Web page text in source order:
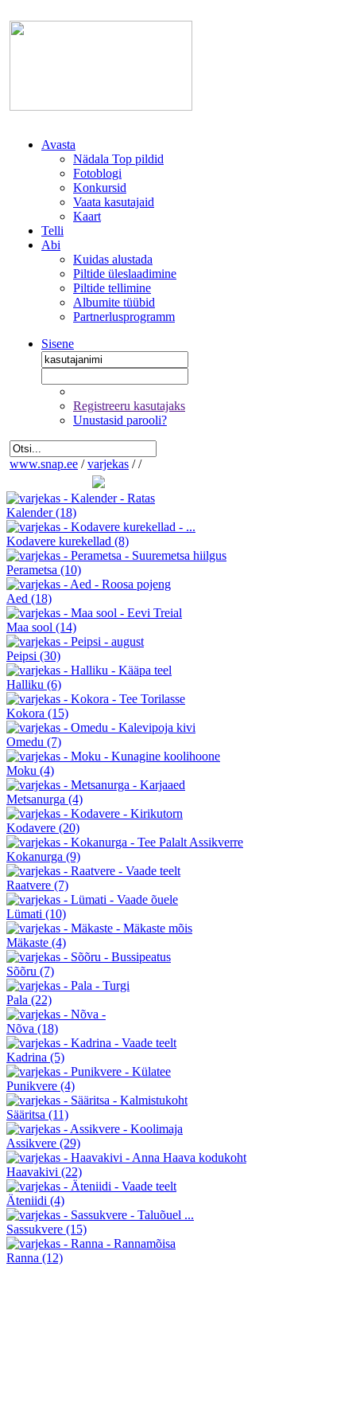
Avasta
Nädala Top pildid
Fotoblogi
Konkursid
Vaata kasutajaid
Kaart
Telli
Abi
Kuidas alustada
Piltide üleslaadimine
Piltide tellimine
Albumite tüübid
Partnerlusprogramm
Sisene
Registreeru kasutajaks
Unustasid parooli?
www.snap.ee / varjekas / /
Kalender(18)
Kodavere kurekellad (8)
Perametsa (10)
Aed (18)
Maa sool (14)
Peipsi (30)
Halliku (6)
Kokora (15)
Omedu (7)
Moku (4)
Metsanurga (4)
Kodavere (20)
Kokanurga (9)
Raatvere (7)
Lümati (10)
Mäkaste (4)
Sõõru (7)
Pala (22)
Nõva (18)
Kadrina (5)
Punikvere (4)
Sääritsa (11)
Assikvere (29)
Haavakivi (22)
Äteniidi (4)
Sassukvere (15)
Ranna (12)